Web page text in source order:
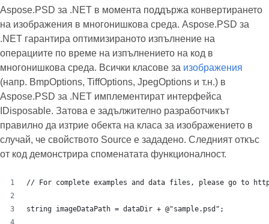
Aspose.PSD за .NET в момента поддържа конвертирането
на изображения в многонишкова среда. Aspose.PSD за
.NET гарантира оптимизираното изпълнение на
операциите по време на изпълнението на код в
многонишкова среда. Всички класове за изображения
(напр. BmpOptions, TiffOptions, JpegOptions и т.н.) в
Aspose.PSD за .NET имплементират интерфейса
IDisposable. Затова е задължително разработчикът
правилно да изтрие обекта на класа за изображението в
случай, че свойството Source е зададено. Следният откъс
от код демонстрира споменатата функционалност.
// For complete examples and data files, please go to
string imageDataPath = dataDir + @"sample.psd";